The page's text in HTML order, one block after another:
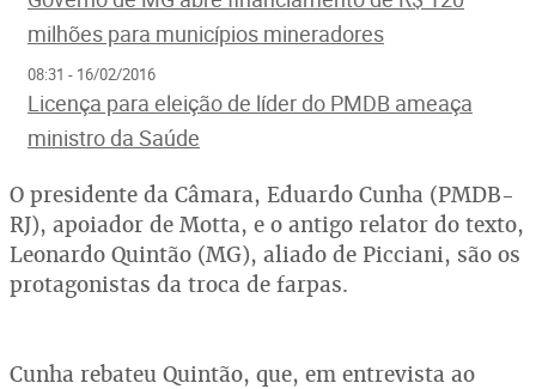
milhões para municípios mineradores
08:31 - 16/02/2016
Licença para eleição de líder do PMDB ameaça
ministro da Saúde
O presidente da Câmara, Eduardo Cunha (PMDB-
RJ), apoiador de Motta, e o antigo relator do texto,
Leonardo Quintão (MG), aliado de Picciani, são os
protagonistas da troca de farpas.
Cunha rebateu Quintão, que, em entrevista ao